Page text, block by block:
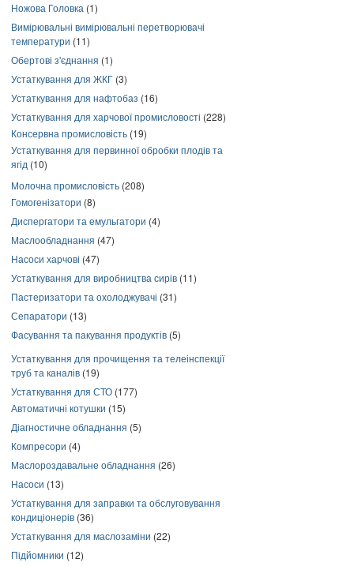
Ножова Головка (1)
Вимірювальні вимірювальні перетворювачі
температури (11)
Обертові з'єднання (1)
Устаткування для ЖКГ (3)
Устаткування для нафтобаз (16)
Устаткування для харчової промисловості (228)
Консервна промисловість (19)
Устаткування для первинної обробки плодів та
ягід (10)
Молочна промисловість (208)
Гомогенізатори (8)
Диспергатори та емульгатори (4)
Маслообладнання (47)
Насоси харчові (47)
Устаткування для виробництва сирів (11)
Пастеризатори та охолоджувачі (31)
Сепаратори (13)
Фасування та пакування продуктів (5)
Устаткування для прочищення та телеінспекції
труб та каналів (19)
Устаткування для СТО (177)
Автоматичні котушки (15)
Діагностичне обладнання (5)
Компресори (4)
Маслороздавальне обладнання (26)
Насоси (13)
Устаткування для заправки та обслуговування
кондиціонерів (36)
Устаткування для маслозаміни (22)
Підйомники (12)